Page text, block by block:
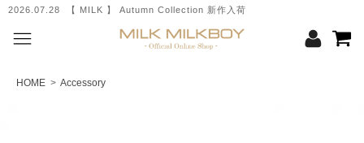
2026.07.28 【 MILK 】 Autumn Collection 新作入荷
HOME > Accessory